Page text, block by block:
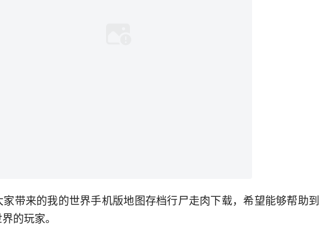
带来的我的世界手机版地图存档行尸走肉下载，希望能够帮助到
的玩家。